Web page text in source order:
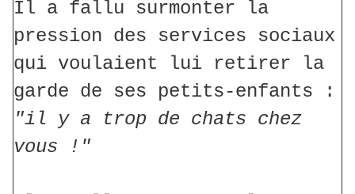
Il a fallu surmonter la
pression des services sociaux
qui voulaient lui retirer la
garde de ses petits-enfants :
"il y a trop de chats chez
vous !"